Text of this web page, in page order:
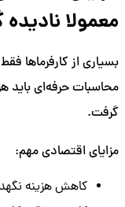
معمولا
بسیاری از کارفرماها
گرفت.
مزایای اقتصادی مهم:
کاهش هزینه